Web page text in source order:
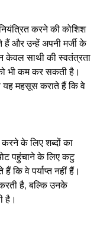
करने की कोशिश
और उन्हें अपनी मर्जी के
साथी की स्वतंत्रता
भी कम कर सकती है।
यह महसूस कराते हैं कि वे
के लिए शब्दों का
पहुंचाने के लिए कटु
कि वे पर्याप्त नहीं हैं।
है, बल्कि उनके
है।